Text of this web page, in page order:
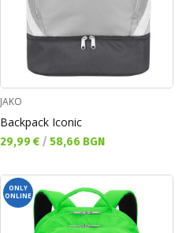
JAKO
Backpack Iconic
Текуща цена:
29,99 € / 58,66 BGN
ONLY
ONLINE